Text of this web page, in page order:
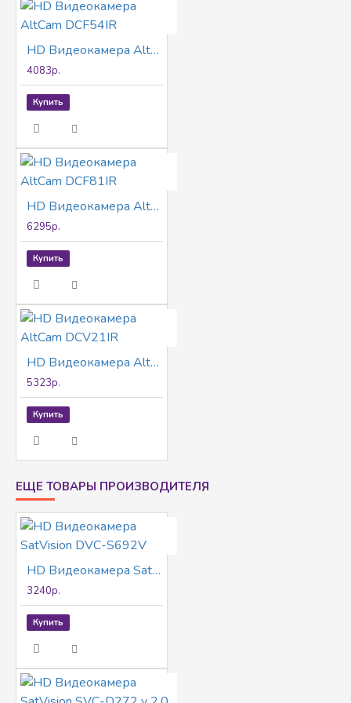
HD Видеокамера AltCam DCF54IR
4083р.
Купить
HD Видеокамера AltCam DCF81IR
6295р.
Купить
HD Видеокамера AltCam DCV21IR
5323р.
Купить
ЕЩЕ ТОВАРЫ ПРОИЗВОДИТЕЛЯ
HD Видеокамера SatVision DVC-S692V
3240р.
Купить